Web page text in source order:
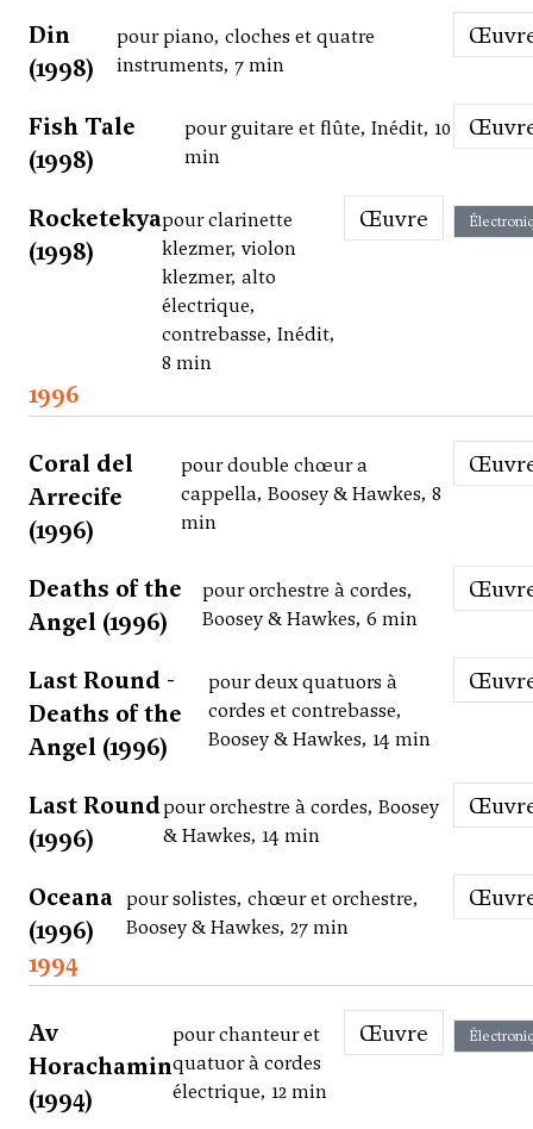
Din
(1998)
pour piano, cloches et quatre
instruments, 7 min
Fish Tale
(1998)
pour guitare et flûte, Inédit, 10
min
Rocketekya
(1998)
pour clarinette
klezmer, violon
klezmer, alto
électrique,
contrebasse, Inédit,
8 min
Œuvre
1996
Coral del
Arrecife
(1996)
pour double chœur a
cappella, Boosey & Hawkes, 8
min
Deaths of the
Angel (1996)
pour orchestre à cordes,
Boosey & Hawkes, 6 min
Last Round -
Deaths of the
Angel (1996)
pour deux quatuors à
cordes et contrebasse,
Boosey & Hawkes, 14 min
Last Round
(1996)
pour orchestre à cordes, Boosey
& Hawkes, 14 min
Oceana
(1996)
pour solistes, chœur et orchestre,
Boosey & Hawkes, 27 min
1994
Av
Horachamin
(1994)
pour chanteur et
quatuor à cordes
électrique, 12 min
Œuvre